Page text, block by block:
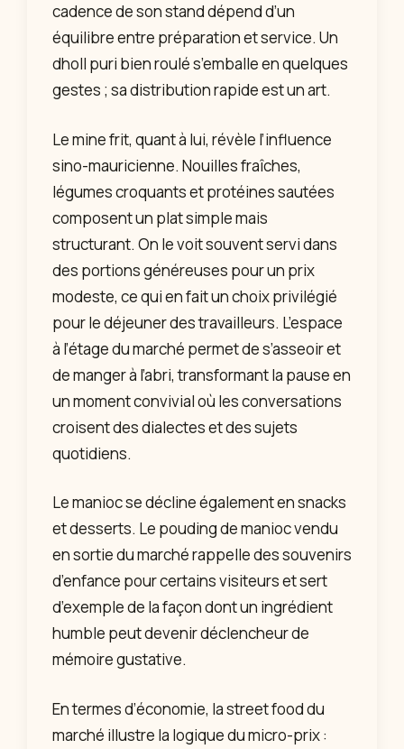
cadence de son stand dépend d’un
équilibre entre préparation et service. Un
dholl puri bien roulé s’emballe en quelques
gestes ; sa distribution rapide est un art.
Le mine frit, quant à lui, révèle l’influence
sino-mauricienne. Nouilles fraîches,
légumes croquants et protéines sautées
composent un plat simple mais
structurant. On le voit souvent servi dans
des portions généreuses pour un prix
modeste, ce qui en fait un choix privilégié
pour le déjeuner des travailleurs. L’espace
à l’étage du marché permet de s’asseoir et
de manger à l’abri, transformant la pause en
un moment convivial où les conversations
croisent des dialectes et des sujets
quotidiens.
Le manioc se décline également en snacks
et desserts. Le pouding de manioc vendu
en sortie du marché rappelle des souvenirs
d’enfance pour certains visiteurs et sert
d’exemple de la façon dont un ingrédient
humble peut devenir déclencheur de
mémoire gustative.
En termes d’économie, la street food du
marché illustre la logique du micro-prix :